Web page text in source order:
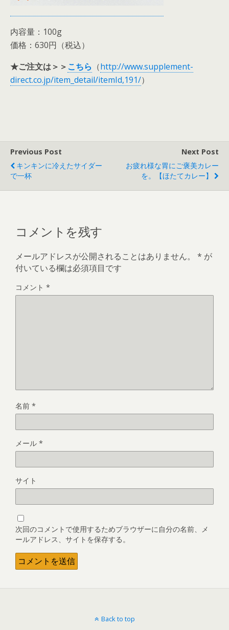
内容量：100g
価格：630円（税込）
★ご注文は＞＞ こちら （http://www.supplement-
direct.co.jp/item_detail/itemId,191/）
Previous Post
キンキンに冷えたサイダー
で一杯
Next Post
お疲れ様な胃にご褒美カレー
を。【ほたてカレー】
コメントを残す
メールアドレスが公開されることはありません。 * が
付いている欄は必須項目です
コメント *
名前 *
メール *
サイト
次回のコメントで使用するためブラウザーに自分の名前、メ
ールアドレス、サイトを保存する。
Back to top